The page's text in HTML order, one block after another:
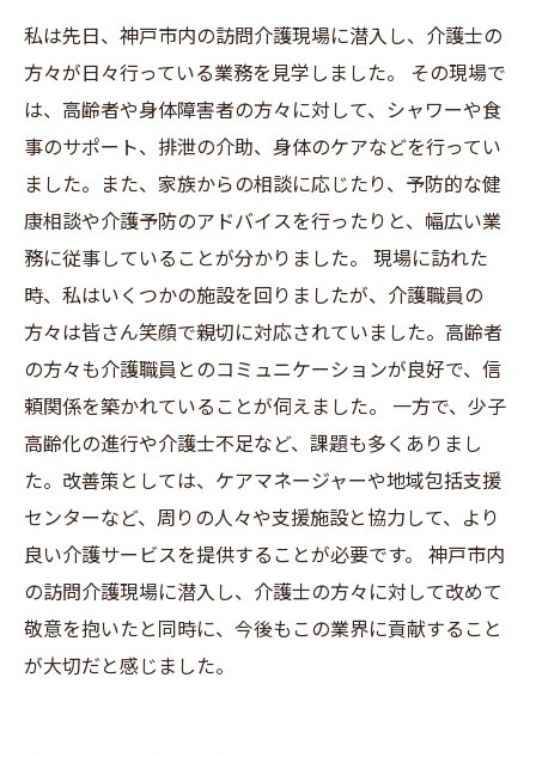
私は先日、神戸市内の訪問介護現場に潜入し、介護士の
方々が日々行っている業務を見学しました。 その現場で
は、高齢者や身体障害者の方々に対して、シャワーや食
事のサポート、排泄の介助、身体のケアなどを行ってい
ました。また、家族からの相談に応じたり、予防的な健
康相談や介護予防のアドバイスを行ったりと、幅広い業
務に従事していることが分かりました。 現場に訪れた
時、私はいくつかの施設を回りましたが、介護職員の
方々は皆さん笑顔で親切に対応されていました。高齢者
の方々も介護職員とのコミュニケーションが良好で、信
頼関係を築かれていることが伺えました。 一方で、少子
高齢化の進行や介護士不足など、課題も多くありまし
た。改善策としては、ケアマネージャーや地域包括支援
センターなど、周りの人々や支援施設と協力して、より
良い介護サービスを提供することが必要です。 神戸市内
の訪問介護現場に潜入し、介護士の方々に対して改めて
敬意を抱いたと同時に、今後もこの業界に貢献すること
が大切だと感じました。